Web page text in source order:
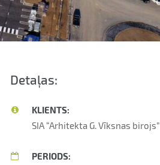
Detaļas:
KLIENTS:
SIA “Arhitekta G. Vīksnas birojs”
PERIODS: